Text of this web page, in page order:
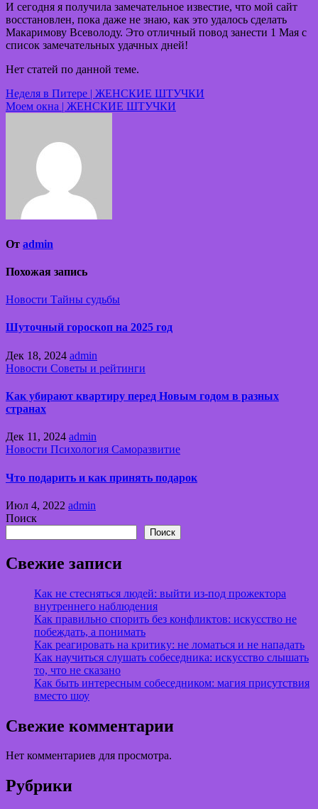
И сегодня я получила замечательное известие, что мой сайт
восстановлен, пока даже не знаю, как это удалось сделать
Макаримову Всеволоду. Это отличный повод занести 1 Мая с
список замечательных удачных дней!
Нет статей по данной теме.
Навигация
по
Неделя в Питере | ЖЕНСКИЕ ШТУЧКИ
Моем окна | ЖЕНСКИЕ ШТУЧКИ
От admin
Похожая запись
Новости Тайны судьбы
Шуточный гороскоп на 2025 год
Дек 18, 2024 admin
Новости Советы и рейтинги
Как убирают квартиру перед Новым годом в разных
странах
Дек 11, 2024 admin
Новости Психология Саморазвитие
Что подарить и как принять подарок
Июл 4, 2022 admin
Поиск
Поиск
Свежие записи
Как не стесняться людей: выйти из-под прожектора
внутреннего наблюдения
Как правильно спорить без конфликтов: искусство не
побеждать, а понимать
Как реагировать на критику: не ломаться и не нападать
Как научиться слушать собеседника: искусство слышать
то, что не сказано
Как быть интересным собеседником: магия присутствия
вместо шоу
Свежие комментарии
Нет комментариев для просмотра.
Рубрики